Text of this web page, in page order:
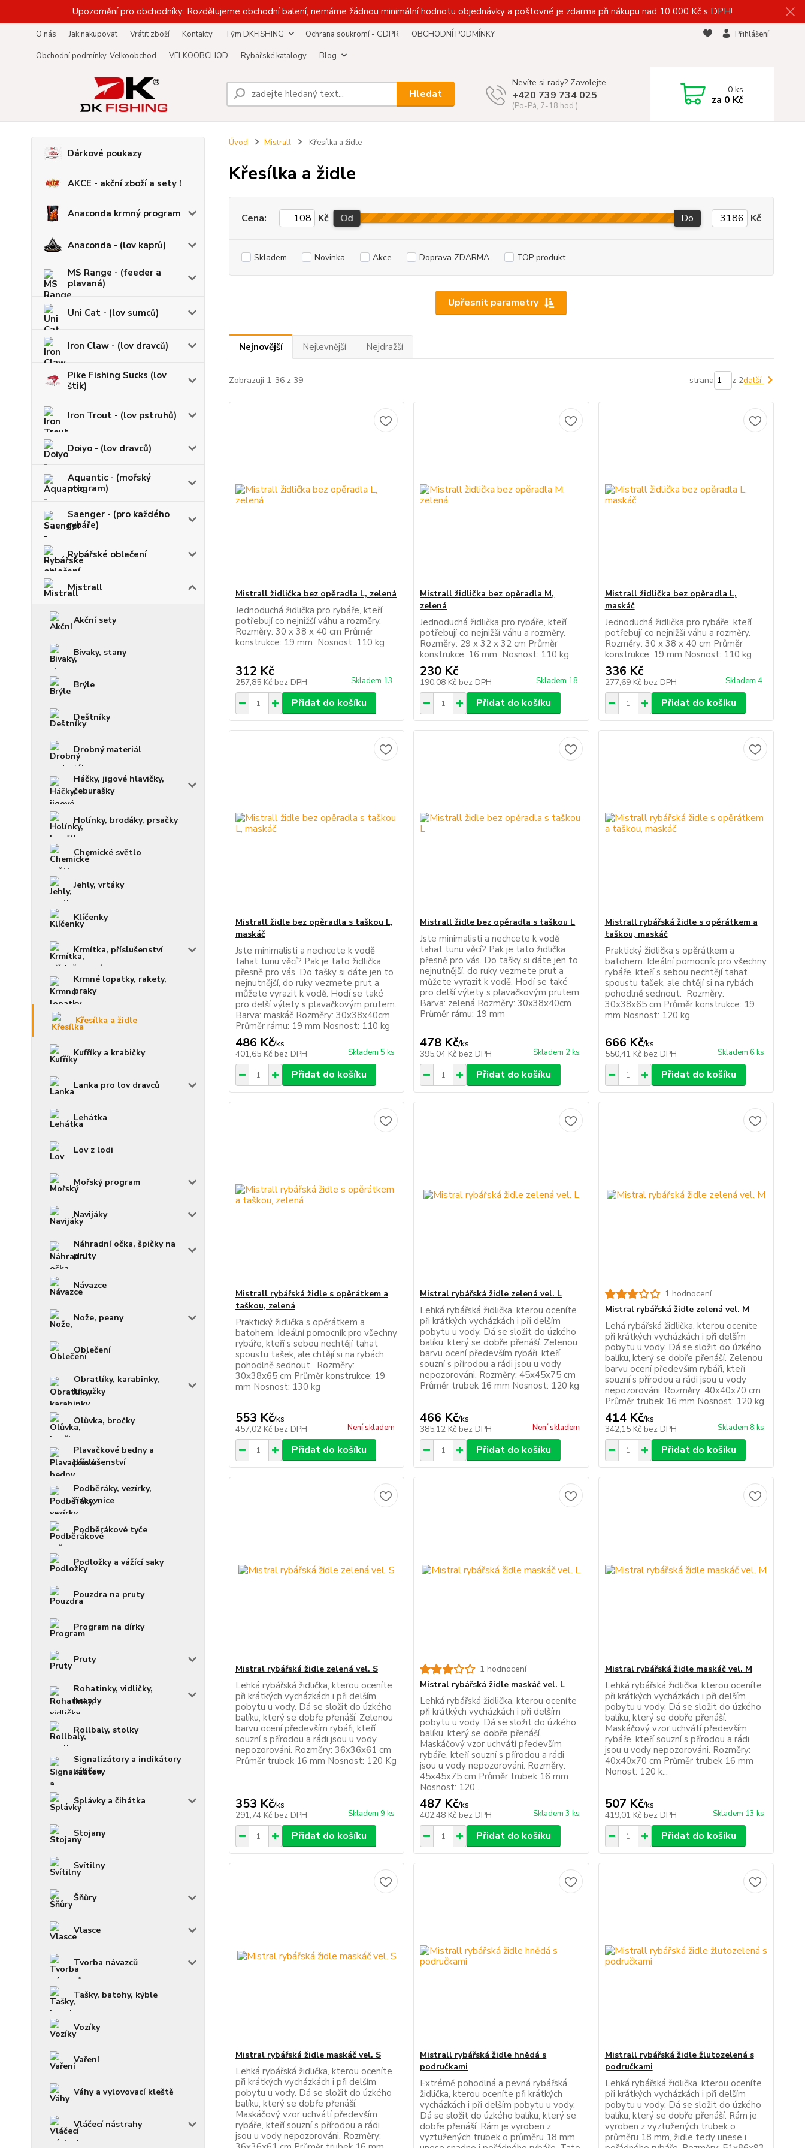
Upozornění pro obchodníky: Rozdělujeme obchodní balení, nemáme žádnou minimální hodnotu objednávky a poštovné je zdarma při nákupu nad 10 000 Kč s DPH!
O nás Jak nakupovat Vrátit zboží Kontakty Tým DKFISHING Ochrana soukromí - GDPR
OBCHODNÍ PODMÍNKY
Obchodní podmínky-Velkoobchod
VELKOOBCHOD Rybářské katalogy Blog
Přihlášení
Hledat
Nevíte si rady? Zavolejte.
+420 739 734 025
(Po-Pá, 7-18 hod.)
0ks
za 0 Kč
Dárkové poukazy
AKCE - akční zboží a sety !
Anaconda krmný program
Anaconda - (lov kaprů)
MS Range - (feeder a
plavaná)
Uni Cat - (lov sumců)
Iron Claw - (lov dravců)
Pike Fishing Sucks (lov
štik)
Iron Trout - (lov pstruhů)
Doiyo - (lov dravců)
Aquantic - (mořský
program)
Saenger - (pro každého
rybáře)
Rybářské oblečení
Mistrall
Akční sety
Bivaky, stany
Brýle
Deštníky
Drobný materiál
Háčky, jigové hlavičky,
čeburašky
Holínky, broďáky, prsačky
Chemické světlo
Jehly, vrtáky
Klíčenky
Krmítka, příslušenství
Krmné lopatky, rakety,
praky
Křesílka a židle
Kufříky a krabičky
Lanka pro lov dravců
Lehátka
Lov z lodi
Mořský program
Navijáky
Náhradní očka, špičky na
pruty
Návazce
Nože, peany
Oblečení
Obratlíky, karabinky,
kroužky
Olůvka, bročky
Plavačkové bedny a
příslušenství
Podběráky, vezírky,
řízkovnice
Podběrákové tyče
Podložky a vážící saky
Pouzdra na pruty
Program na dírky
Pruty
Rohatinky, vidličky,
hrazdy
Rollbaly, stolky
Signalizátory a indikátory
záběru
Splávky a čihátka
Stojany
Svítilny
Šňůry
Vlasce
Tvorba návazců
Tašky, batohy, kýble
Vozíky
Vaření
Váhy a vylovovací kleště
Vláčecí nástrahy
Úvod Mistrall Křesílka a židle
Křesílka a židle
Upřesnit parametry
Cena: Kč Od Do Kč
Skladem Novinka Akce Doprava ZDARMA TOP produkt
Nejnovější Nejlevnější Nejdražší
Zobrazuji 1-36 z 39 strana z 2další
Mistrall židlička bez opěradla L, zelená
Jednoduchá židlička pro rybáře, kteří
potřebují co nejnižší váhu a rozměry.
Rozměry: 30 x 38 x 40 cm Průměr
konstrukce: 19 mm Nosnost: 110 kg
312 Kč
257,85 Kč bez DPH Skladem 13
Přidat do košíku
Mistrall židlička bez opěradla M,
zelená
Jednoduchá židlička pro rybáře, kteří
potřebují co nejnižší váhu a rozměry.
Rozměry: 29 x 32 x 32 cm Průměr
konstrukce: 16 mm Nosnost: 110 kg
230 Kč
190,08 Kč bez DPH Skladem 18
Přidat do košíku
Mistrall židlička bez opěradla L,
maskáč
Jednoduchá židlička pro rybáře, kteří
potřebují co nejnižší váhu a rozměry.
Rozměry: 30 x 38 x 40 cm Průměr
konstrukce: 19 mm Nosnost: 110 kg
336 Kč
277,69 Kč bez DPH Skladem 4
Přidat do košíku
Mistrall židle bez opěradla s taškou L,
maskáč
Jste minimalisti a nechcete k vodě
tahat tunu věcí? Pak je tato židlička
přesně pro vás. Do tašky si dáte jen to
nejnutnější, do ruky vezmete prut a
můžete vyrazit k vodě. Hodí se také
pro delší výlety s plavačkovým prutem.
Barva: maskáč Rozměry: 30x38x40cm
Průměr rámu: 19 mm Nosnost: 110 kg
486 Kč/ks
401,65 Kč bez DPH Skladem 5 ks
Přidat do košíku
Mistrall židle bez opěradla s taškou L
Jste minimalisti a nechcete k vodě
tahat tunu věcí? Pak je tato židlička
přesně pro vás. Do tašky si dáte jen to
nejnutnější, do ruky vezmete prut a
můžete vyrazit k vodě. Hodí se také
pro delší výlety s plavačkovým prutem.
Barva: zelená Rozměry: 30x38x40cm
Průměr rámu: 19 mm
478 Kč/ks
395,04 Kč bez DPH Skladem 2 ks
Přidat do košíku
Mistrall rybářská židle s opěrátkem a
taškou, maskáč
Praktický židlička s opěrátkem a
batohem. Ideální pomocník pro všechny
rybáře, kteří s sebou nechtějí tahat
spoustu tašek, ale chtějí si na rybách
pohodlně sednout. Rozměry:
30x38x65 cm Průměr konstrukce: 19
mm Nosnost: 120 kg
666 Kč/ks
550,41 Kč bez DPH Skladem 6 ks
Přidat do košíku
Mistrall rybářská židle s opěrátkem a
taškou, zelená
Praktický židlička s opěrátkem a
batohem. Ideální pomocník pro všechny
rybáře, kteří s sebou nechtějí tahat
spoustu tašek, ale chtějí si na rybách
pohodlně sednout. Rozměry:
30x38x65 cm Průměr konstrukce: 19
mm Nosnost: 130 kg
553 Kč/ks
457,02 Kč bez DPH Není skladem
Přidat do košíku
Mistral rybářská židle zelená vel. L
Lehká rybářská židlička, kterou oceníte
při krátkých vycházkách i při delším
pobytu u vody. Dá se složit do úzkého
balíku, který se dobře přenáší. Zelenou
barvu ocení především rybáři, kteří
souzní s přírodou a rádi jsou u vody
nepozorováni. Rozměry: 45x45x75 cm
Průměr trubek 16 mm Nosnost: 120 kg
466 Kč/ks
385,12 Kč bez DPH Není skladem
Přidat do košíku
1 hodnocení
Mistral rybářská židle zelená vel. M
Lehá rybářská židlička, kterou oceníte
při krátkých vycházkách i při delším
pobytu u vody. Dá se složit do úzkého
balíku, který se dobře přenáší. Zelenou
barvu ocení především rybáři, kteří
souzní s přírodou a rádi jsou u vody
nepozorováni. Rozměry: 40x40x70 cm
Průměr trubek 16 mm Nosnost: 120 kg
414 Kč/ks
342,15 Kč bez DPH Skladem 8 ks
Přidat do košíku
Mistral rybářská židle zelená vel. S
Lehká rybářská židlička, kterou oceníte
při krátkých vycházkách i při delším
pobytu u vody. Dá se složit do úzkého
balíku, který se dobře přenáší. Zelenou
barvu ocení především rybáři, kteří
souzní s přírodou a rádi jsou u vody
nepozorováni. Rozměry: 36x36x61 cm
Průměr trubek 16 mm Nosnost: 120 Kg
353 Kč/ks
291,74 Kč bez DPH Skladem 9 ks
Přidat do košíku
1 hodnocení
Mistral rybářská židle maskáč vel. L
Lehká rybářská židlička, kterou oceníte
při krátkých vycházkách i při delším
pobytu u vody. Dá se složit do úzkého
balíku, který se dobře přenáší.
Maskáčový vzor uchvátí především
rybáře, kteří souzní s přírodou a rádi
jsou u vody nepozorováni. Rozměry:
45x45x75 cm Průměr trubek 16 mm
Nosnost: 120 ...
487 Kč/ks
402,48 Kč bez DPH Skladem 3 ks
Přidat do košíku
Mistral rybářská židle maskáč vel. M
Lehká rybářská židlička, kterou oceníte
při krátkých vycházkách i při delším
pobytu u vody. Dá se složit do úzkého
balíku, který se dobře přenáší.
Maskáčový vzor uchvátí především
rybáře, kteří souzní s přírodou a rádi
jsou u vody nepozorováni. Rozměry:
40x40x70 cm Průměr trubek 16 mm
Nonost: 120 k...
507 Kč/ks
419,01 Kč bez DPH Skladem 13 ks
Přidat do košíku
Mistral rybářská židle maskáč vel. S
Lehká rybářská židlička, kterou oceníte
při krátkých vycházkách i při delším
pobytu u vody. Dá se složit do úzkého
balíku, který se dobře přenáší.
Maskáčový vzor uchvátí především
rybáře, kteří souzní s přírodou a rádi
jsou u vody nepozorováni. Rozměry:
Mistrall rybářská židle hnědá s
područkami
Extrémě pohodlná a pevná rybářská
židlička, kterou oceníte při krátkých
vycházkách i při delším pobytu u vody.
Dá se složit do úzkého balíku, který se
dobře přenáší. Rám je vyroben z
vyztužených trubek o průměru 18 mm,
Mistrall rybářská židle žlutozelená s
područkami
Lehká rybářská židlička, kterou oceníte
při krátkých vycházkách i při delším
pobytu u vody. Dá se složit do úzkého
balíku, který se dobře přenáší. Rám je
vyroben z vyztužených trubek o
průměru 18 mm, židle tedy unese i